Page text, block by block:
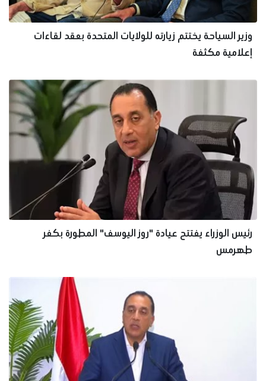
وزير السياحة يختتم زيارته للولايات المتحدة بعقد لقاءات
إعلامية مكثفة
رئيس الوزراء يفتتح عيادة "روز اليوسف" المطورة بكفر
طهرمس